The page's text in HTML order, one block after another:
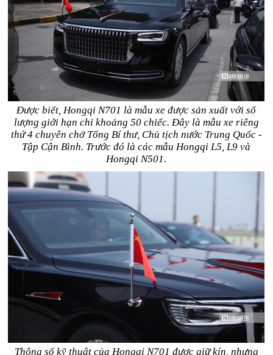
Được biết, Hongqi N701 là mẫu xe được sản xuất với số
lượng giới hạn chỉ khoảng 50 chiếc. Đây là mẫu xe riêng
thứ 4 chuyên chở Tổng Bí thư, Chủ tịch nước Trung Quốc -
Tập Cận Bình. Trước đó là các mẫu Hongqi L5, L9 và
Hongqi N501.
Thông số kỹ thuật của Hongqi N701 được giữ kín, nhưng